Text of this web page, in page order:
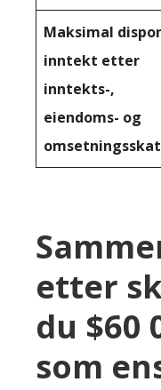
Maksimal
inntekt etter
inntekts-,
eiendoms- og
etter
du $60
som